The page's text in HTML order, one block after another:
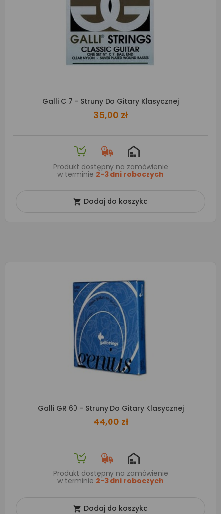
Galli C 7 - Struny Do Gitary Klasycznej
35,00 zł
Produkt dostępny na zamówienie
w terminie 2-3 dni roboczych
 Dodaj do koszyka
Galli GR 60 - Struny Do Gitary Klasycznej
44,00 zł
Produkt dostępny na zamówienie
w terminie 2-3 dni roboczych
 Dodaj do koszyka